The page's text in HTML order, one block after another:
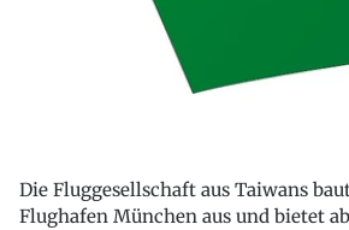
Die Fluggesellschaft aus Taiwans
Flughafen München aus und bietet